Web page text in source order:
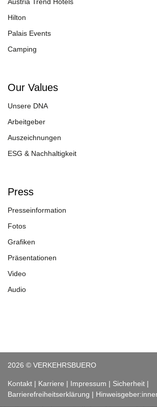
Hilton
Palais Events
Camping
Our Values
Unsere DNA
Arbeitgeber
Auszeichnungen
ESG & Nachhaltigkeit
Press
Presseinformation
Fotos
Grafiken
Präsentationen
Video
Audio
2026 © VERKEHRSBUERO
Kontakt Karriere Impressum
Sicherheit
Barrierefreiheitserklärung